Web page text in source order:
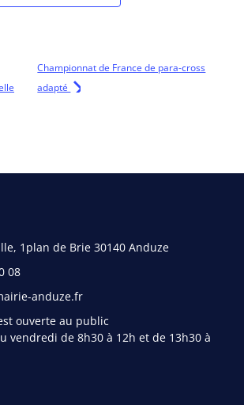
Championnat de France de para-cross
adapté
1plan de Brie 30140 Anduze
08
anduze.fr
ouverte au public
vendredi de 8h30 à 12h et de 13h30 à